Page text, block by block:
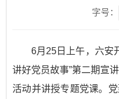
字号：
6月25日上午，六
讲好党员故事”第二期宣
活动并讲授专题党课。